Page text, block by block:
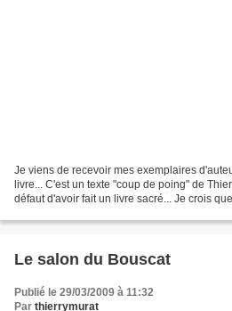
Je viens de recevoir mes exemplaires
livre... C'est un texte "coup de poing" de
défaut d'avoir fait un livre sacré... Je crois
Le salon du Bouscat
Publié le 29/03/2009 à 11:32
Par thierrymurat